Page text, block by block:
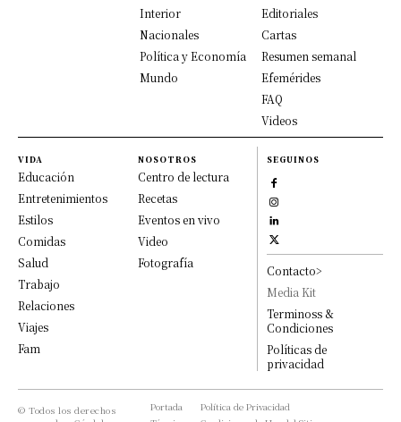
Interior
Nacionales
Política y Economía
Mundo
Editoriales
Cartas
Resumen semanal
Efemérides
FAQ
Videos
VIDA
Educación
Entretenimientos
Estilos
Comidas
Salud
Trabajo
Relaciones
Viajes
Fam
NOSOTROS
Centro de lectura
Recetas
Eventos en vivo
Video
Fotografía
SEGUINOS
Contacto>
Media Kit
Terminoss &
Condiciones
Políticas de
privacidad
© Todos los derechos
Portada
Política de Privacidad